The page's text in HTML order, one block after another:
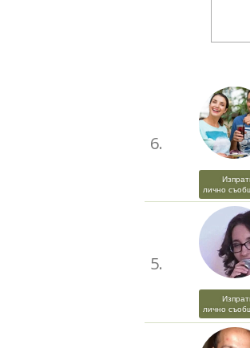
6.
лично
5.
лично